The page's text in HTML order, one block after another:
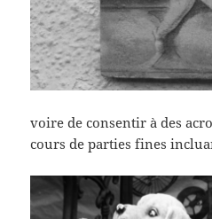
voire de consentir à des
cours de parties fines